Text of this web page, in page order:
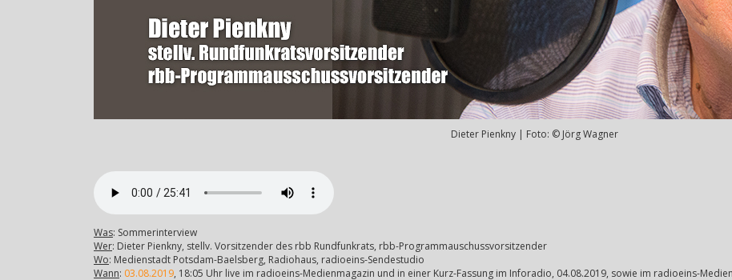
Dieter Pienkny | Foto: © Jörg Wagner
Was: Sommerinterview
Wer: Dieter Pienkny, stellv. Vorsitzender des rbb Rundfunkrats, rbb-Programmauschussvorsitzender
Wo: Medienstadt Potsdam-Baelsberg, Radiohaus, radioeins-Sendestudio
Wann: 03.08.2019, 18:05 Uhr live im radioeins-Medienmagazin und in einer Kurz-Fassung im Inforadio, 04.08.2019, sowie im radioeins-